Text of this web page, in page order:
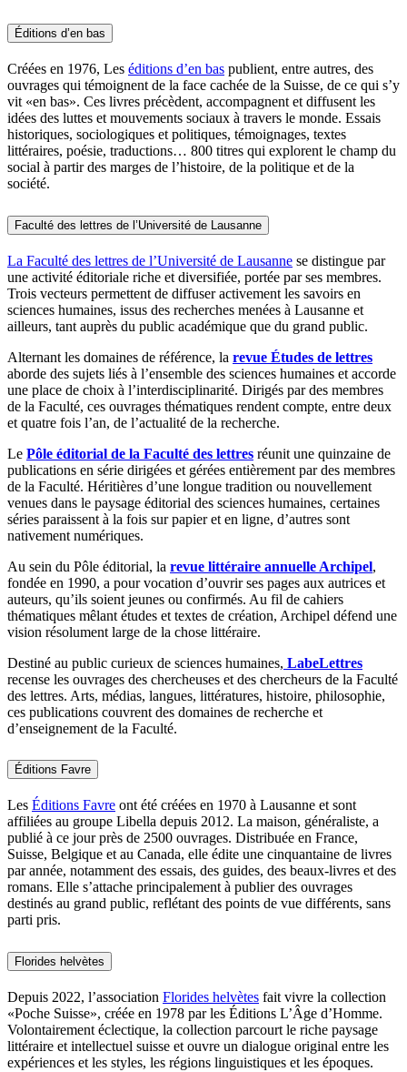
Éditions d’en bas
Créées en 1976, Les éditions d’en bas publient, entre autres, des
ouvrages qui témoignent de la face cachée de la Suisse, de ce qui s’y
vit «en bas». Ces livres précèdent, accompagnent et diffusent les
idées des luttes et mouvements sociaux à travers le monde. Essais
historiques, sociologiques et politiques, témoignages, textes
littéraires, poésie, traductions… 800 titres qui explorent le champ du
social à partir des marges de l’histoire, de la politique et de la
société.
Faculté des lettres de l’Université de Lausanne
La Faculté des lettres de l’Université de Lausanne se distingue par
une activité éditoriale riche et diversifiée, portée par ses membres.
Trois vecteurs permettent de diffuser activement les savoirs en
sciences humaines, issus des recherches menées à Lausanne et
ailleurs, tant auprès du public académique que du grand public.
Alternant les domaines de référence, la revue Études de lettres
aborde des sujets liés à l’ensemble des sciences humaines et accorde
une place de choix à l’interdisciplinarité. Dirigés par des membres
de la Faculté, ces ouvrages thématiques rendent compte, entre deux
et quatre fois l’an, de l’actualité de la recherche.
Le Pôle éditorial de la Faculté des lettres réunit une quinzaine de
publications en série dirigées et gérées entièrement par des membres
de la Faculté. Héritières d’une longue tradition ou nouvellement
venues dans le paysage éditorial des sciences humaines, certaines
séries paraissent à la fois sur papier et en ligne, d’autres sont
nativement numériques.
Au sein du Pôle éditorial, la revue littéraire annuelle Archipel,
fondée en 1990, a pour vocation d’ouvrir ses pages aux autrices et
auteurs, qu’ils soient jeunes ou confirmés. Au fil de cahiers
thématiques mêlant études et textes de création, Archipel défend une
vision résolument large de la chose littéraire.
Destiné au public curieux de sciences humaines, LabeLettres
recense les ouvrages des chercheuses et des chercheurs de la Faculté
des lettres. Arts, médias, langues, littératures, histoire, philosophie,
ces publications couvrent des domaines de recherche et
d’enseignement de la Faculté.
Éditions Favre
Les Éditions Favre ont été créées en 1970 à Lausanne et sont
affiliées au groupe Libella depuis 2012. La maison, généraliste, a
publié à ce jour près de 2500 ouvrages. Distribuée en France,
Suisse, Belgique et au Canada, elle édite une cinquantaine de livres
par année, notamment des essais, des guides, des beaux-livres et des
romans. Elle s’attache principalement à publier des ouvrages
destinés au grand public, reflétant des points de vue différents, sans
parti pris.
Florides helvètes
Depuis 2022, l’association Florides helvètes fait vivre la collection
«Poche Suisse», créée en 1978 par les Éditions L’Âge d’Homme.
Volontairement éclectique, la collection parcourt le riche paysage
littéraire et intellectuel suisse et ouvre un dialogue original entre les
expériences et les styles, les régions linguistiques et les époques.